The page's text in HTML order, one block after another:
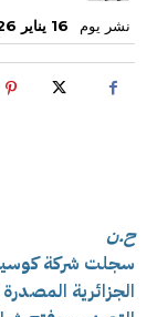
نشر يوم 16 يناير 2026
ح.ن
سجلت شركة
الجزائرية